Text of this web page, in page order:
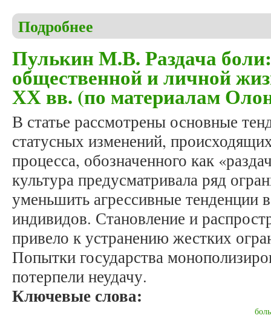
Подробнее
Пулькин М.В. Раздача
общественной и личной
ХХ вв. (по материалам
В статье рассмотрены основные
статусных изменений,
процесса, обозначенного как
культура предусматривала ряд
уменьшить агрессивные тенденции
индивидов. Становление и
привело к устранению жестких
Попытки государства
потерпели неудачу.
Ключевые слова:
боль